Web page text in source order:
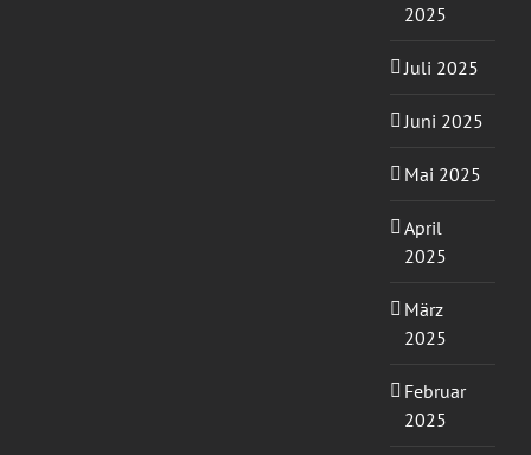
2025
Juli 2025
Juni 2025
Mai 2025
April
2025
März
2025
Februar
2025